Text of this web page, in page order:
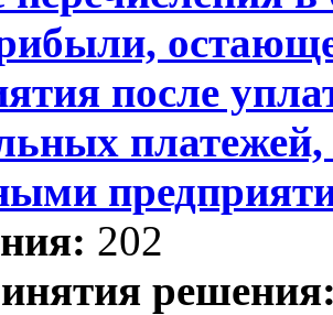
после
202